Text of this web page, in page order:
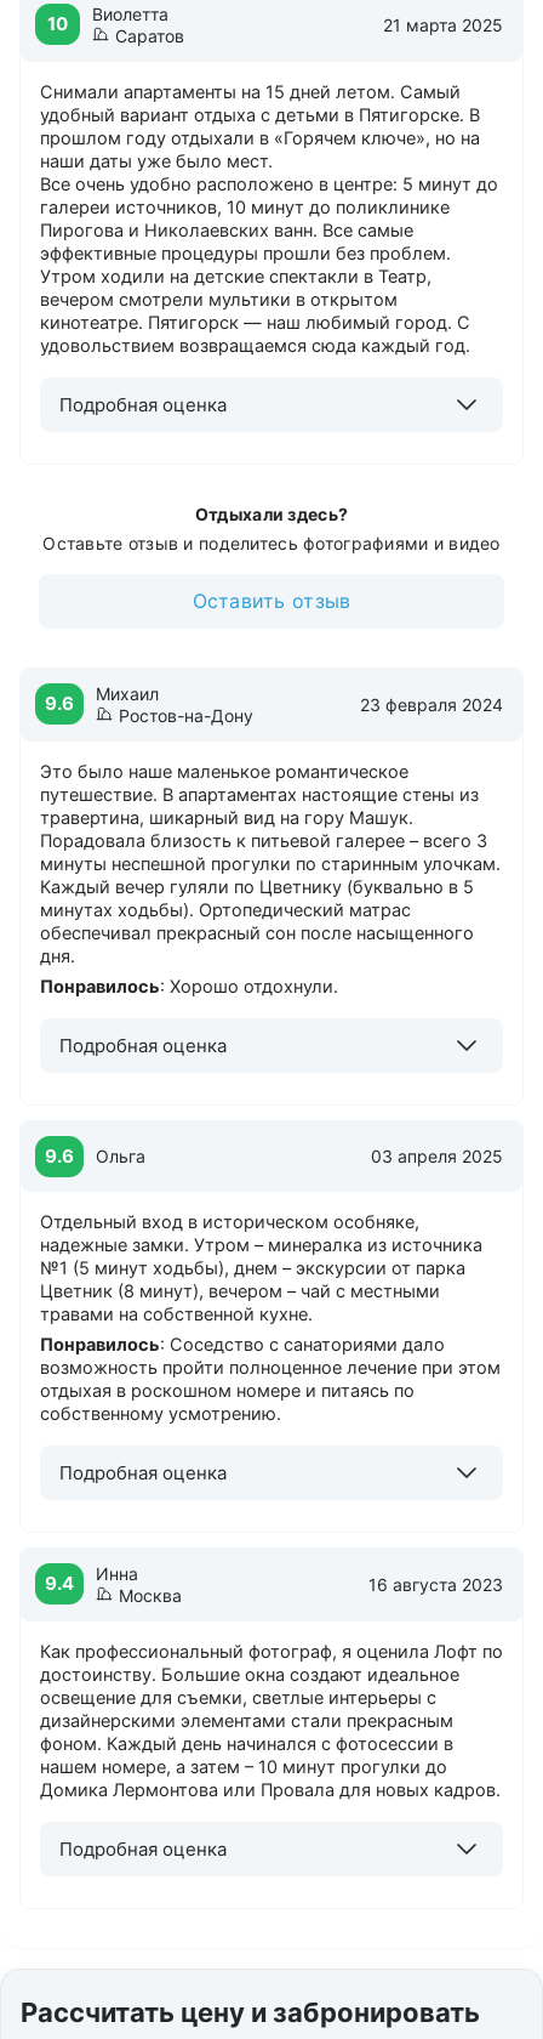
10
Виолетта
Саратов
21 марта 2025
Снимали апартаменты на 15 дней летом. Самый
удобный вариант отдыха с детьми в Пятигорске. В
прошлом году отдыхали в «Горячем ключе», но на
наши даты уже было мест.
Все очень удобно расположено в центре: 5 минут до
галереи источников, 10 минут до поликлинике
Пирогова и Николаевских ванн. Все самые
эффективные процедуры прошли без проблем.
Утром ходили на детские спектакли в Театр,
вечером смотрели мультики в открытом
кинотеатре. Пятигорск — наш любимый город. С
удовольствием возвращаемся сюда каждый год.
Подробная оценка
Отдыхали здесь?
Оставьте отзыв и поделитесь фотографиями и видео
Оставить отзыв
9.6
Михаил
Ростов-на-Дону
23 февраля 2024
Это было наше маленькое романтическое
путешествие. В апартаментах настоящие стены из
травертина, шикарный вид на гору Машук.
Порадовала близость к питьевой галерее – всего 3
минуты неспешной прогулки по старинным улочкам.
Каждый вечер гуляли по Цветнику (буквально в 5
минутах ходьбы). Ортопедический матрас
обеспечивал прекрасный сон после насыщенного
дня.
Понравилось: Хорошо отдохнули.
Подробная оценка
9.6 Ольга 03 апреля 2025
Отдельный вход в историческом особняке,
надежные замки. Утром – минералка из источника
№1 (5 минут ходьбы), днем – экскурсии от парка
Цветник (8 минут), вечером – чай с местными
травами на собственной кухне.
Понравилось: Соседство с санаториями дало
возможность пройти полноценное лечение при этом
отдыхая в роскошном номере и питаясь по
собственному усмотрению.
Подробная оценка
9.4
Инна
Москва
16 августа 2023
Как профессиональный фотограф, я оценила Лофт по
достоинству. Большие окна создают идеальное
освещение для съемки, светлые интерьеры с
дизайнерскими элементами стали прекрасным
фоном. Каждый день начинался с фотосессии в
нашем номере, а затем – 10 минут прогулки до
Домика Лермонтова или Провала для новых кадров.
Подробная оценка
Рассчитать цену и забронировать